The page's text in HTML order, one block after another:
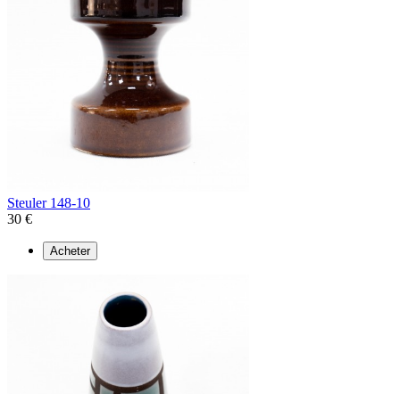
Steuler 148-10
30 €
Acheter